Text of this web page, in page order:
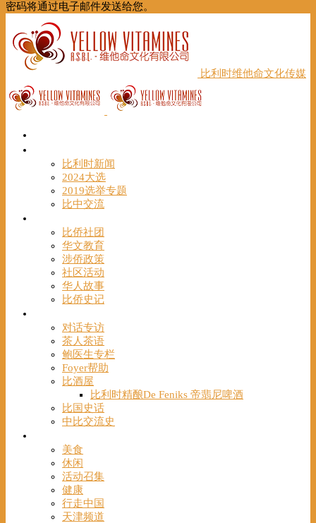
密码将通过电子邮件发送给您。
比利时维他命文化传媒
比利时新闻
2024大选
2019选举专题
比中交流
比侨社团
华文教育
涉侨政策
社区活动
华人故事
比侨史记
对话专访
茶人茶语
鲍医生专栏
Foyer帮助
比酒屋
比利时精酿De Feniks 帝翡尼啤酒
比国史话
中比交流史
美食
休闲
活动召集
健康
行走中国
天津频道